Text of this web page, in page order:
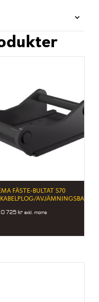
FÄSTE-BULTAT S70
AVJÄMNINGSBALK)
725 kr exkl. moms